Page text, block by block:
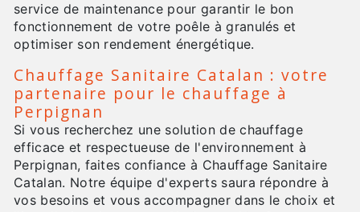
service de maintenance pour garantir le bon
fonctionnement de votre poêle à granulés et
optimiser son rendement énergétique.
Chauffage Sanitaire Catalan : votre
partenaire pour le chauffage à
Perpignan
Si vous recherchez une solution de chauffage
efficace et respectueuse de l'environnement à
Perpignan, faites confiance à Chauffage Sanitaire
Catalan. Notre équipe d'experts saura répondre à
vos besoins et vous accompagner dans le choix et